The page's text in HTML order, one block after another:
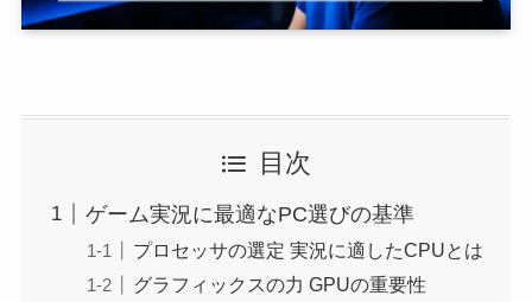
目次
ゲーム実況に最適なPC選びの基準
プロセッサの選定 実況に適したCPUとは
グラフィックスの力 GPUの重要性